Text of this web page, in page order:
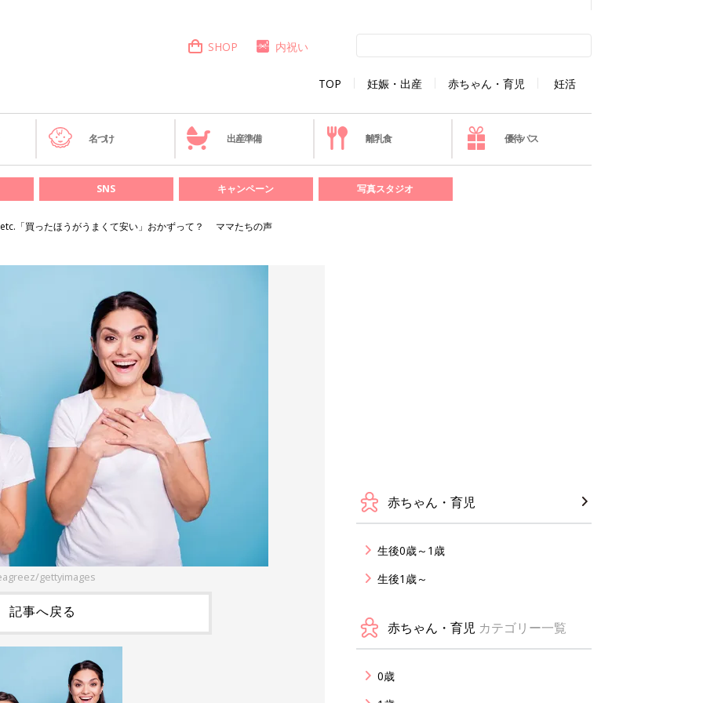
TOP 妊娠・出産 赤ちゃん・育児 妊活
SHOP 内祝い
名づけ 出産準備 離乳食 優待パス
SNS キャンペーン 写真スタジオ
「買ったほうがうまくて安い」おかずって？ ママたちの声
gettyimages
記事へ戻る
赤ちゃん・育児
生後0歳～1歳
生後1歳～
赤ちゃん・育児 カテゴリー一覧
0歳